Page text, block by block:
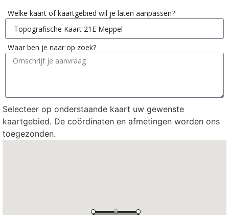
Welke kaart of kaartgebied wil je laten aanpassen?
Waar ben je naar op zoek?
Selecteer op onderstaande kaart uw gewenste
kaartgebied. De coördinaten en afmetingen worden ons
toegezonden.